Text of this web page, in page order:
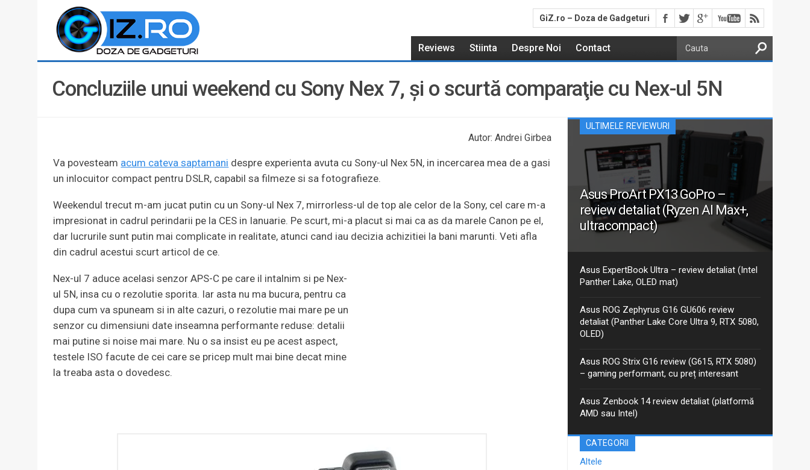
GiZ.ro – Doza de Gadgeturi
Reviews Stiinta Despre Noi Contact
Concluziile unui weekend cu Sony Nex 7, şi o scurtă comparaţie cu Nex-ul 5N
Autor: Andrei Girbea
Va povesteam acum cateva saptamani despre experienta avuta cu Sony-ul Nex 5N, in incercarea mea de a gasi
un inlocuitor compact pentru DSLR, capabil sa filmeze si sa fotografieze.
Weekendul trecut m-am jucat putin cu un Sony-ul Nex 7, mirrorless-ul de top ale celor de la Sony, cel care m-a
impresionat in cadrul perindarii pe la CES in Ianuarie. Pe scurt, mi-a placut si mai ca as da marele Canon pe el,
dar lucrurile sunt putin mai complicate in realitate, atunci cand iau decizia achizitiei la bani marunti. Veti afla
din cadrul acestui scurt articol de ce.
Nex-ul 7 aduce acelasi senzor APS-C pe care il intalnim si pe Nex-
ul 5N, insa cu o rezolutie sporita. Iar asta nu ma bucura, pentru ca
dupa cum va spuneam si in alte cazuri, o rezolutie mai mare pe un
senzor cu dimensiuni date inseamna performante reduse: detalii
mai putine si noise mai mare. Nu o sa insist eu pe acest aspect,
testele ISO facute de cei care se pricep mult mai bine decat mine
la treaba asta o dovedesc.
ULTIMELE REVIEWURI
Asus ProArt PX13 GoPro –
review detaliat (Ryzen AI Max+,
ultracompact)
Aceasta este recenzia mea detaliată pentru varianta
actualizată 2026 GoPro Edition din seria Asus ProArt
PX13. Am discutat despre ProArt PX13 într-un articol
anterior, iar între timp Asus a...
Asus ExpertBook Ultra – review detaliat (Intel
Panther Lake, OLED mat)
Asus ROG Zephyrus G16 GU606 review
detaliat (Panther Lake Core Ultra 9, RTX 5080,
OLED)
Asus ROG Strix G16 review (G615, RTX 5080)
– gaming performant, cu preț interesant
Asus Zenbook 14 review detaliat (platformă
AMD sau Intel)
CATEGORII
Altele